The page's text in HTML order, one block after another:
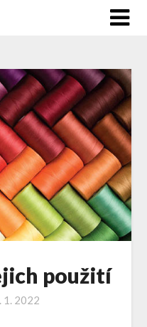
použití
1. 2022